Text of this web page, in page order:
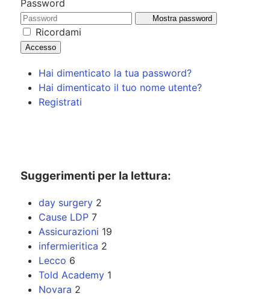
Password
Mostra password
Ricordami
Accesso
Hai dimenticato la tua password?
Hai dimenticato il tuo nome utente?
Registrati
Suggerimenti per la lettura:
day surgery 2
Cause LDP 7
Assicurazioni 19
infermieritica 2
Lecco 6
Told Academy 1
Novara 2